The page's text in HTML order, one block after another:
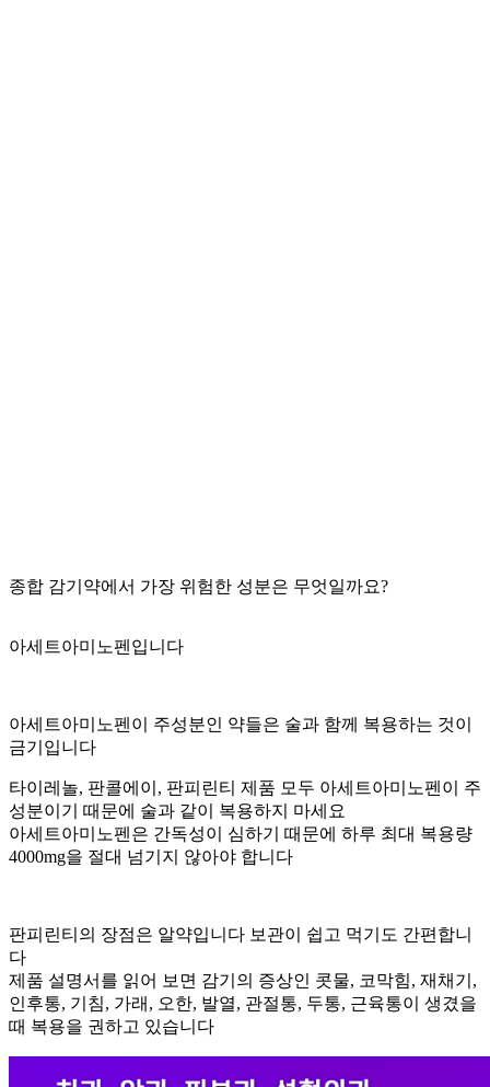
종합 감기약에서 가장 위험한 성분은 무엇일까요?
아세트아미노펜입니다
아세트아미노펜이 주성분인 약들은 술과 함께 복용하는 것이
금기입니다
타이레놀, 판콜에이, 판피린티 제품 모두 아세트아미노펜이 주
성분이기 때문에 술과 같이 복용하지 마세요
아세트아미노펜은 간독성이 심하기 때문에 하루 최대 복용량
4000mg을 절대 넘기지 않아야 합니다
판피린티의 장점은 알약입니다 보관이 쉽고 먹기도 간편합니
다
제품 설명서를 읽어 보면 감기의 증상인 콧물, 코막힘, 재채기,
인후통, 기침, 가래, 오한, 발열, 관절통, 두통, 근육통이 생겼을
때 복용을 권하고 있습니다